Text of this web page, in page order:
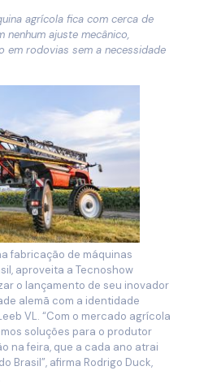
agrícola fica com cerca de
nenhum ajuste mecânico,
em rodovias sem a necessidade
fabricação de máquinas
aproveita a Tecnoshow
o lançamento de seu inovador
alemã com a identidade
VL. “Com o mercado agrícola
soluções para o produtor
na feira, que a cada ano atrai
Brasil”, afirma Rodrigo Duck,